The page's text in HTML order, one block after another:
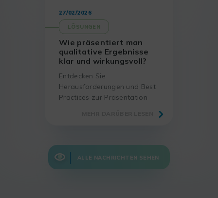
27/02/2026
LÖSUNGEN
Wie präsentiert man
qualitative Ergebnisse
klar und wirkungsvoll?
Entdecken Sie
Herausforderungen und Best
Practices zur Präsentation
ALLE NACHRICHTEN SEHEN